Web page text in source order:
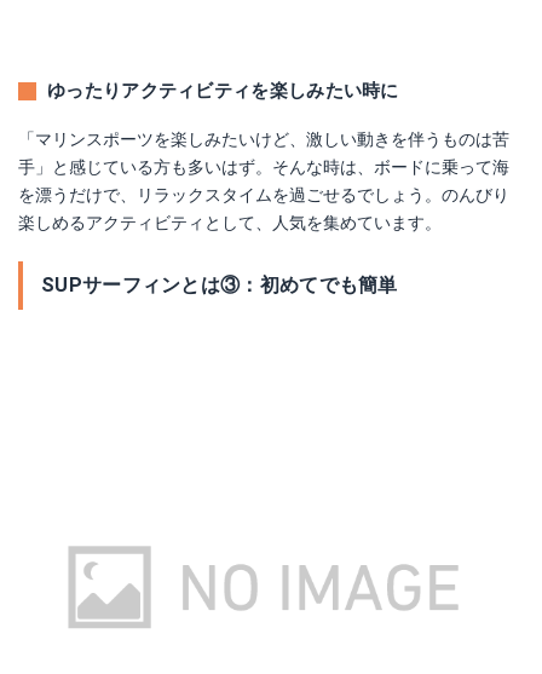
ゆったりアクティビティを楽しみたい時に
「マリンスポーツを楽しみたいけど、激しい動きを伴うものは苦
手」と感じている方も多いはず。そんな時は、ボードに乗って海
を漂うだけで、リラックスタイムを過ごせるでしょう。のんびり
楽しめるアクティビティとして、人気を集めています。
SUPサーフィンとは③：初めてでも簡単